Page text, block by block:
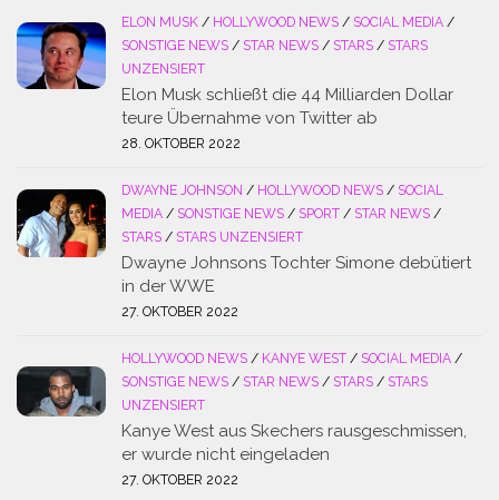
ELON MUSK / HOLLYWOOD NEWS / SOCIAL MEDIA /
SONSTIGE NEWS / STAR NEWS / STARS / STARS
UNZENSIERT
Elon Musk schließt die 44 Milliarden Dollar
teure Übernahme von Twitter ab
28. OKTOBER 2022
DWAYNE JOHNSON / HOLLYWOOD NEWS / SOCIAL
MEDIA / SONSTIGE NEWS / SPORT / STAR NEWS /
STARS / STARS UNZENSIERT
Dwayne Johnsons Tochter Simone debütiert
in der WWE
27. OKTOBER 2022
HOLLYWOOD NEWS / KANYE WEST / SOCIAL MEDIA /
SONSTIGE NEWS / STAR NEWS / STARS / STARS
UNZENSIERT
Kanye West aus Skechers rausgeschmissen,
er wurde nicht eingeladen
27. OKTOBER 2022